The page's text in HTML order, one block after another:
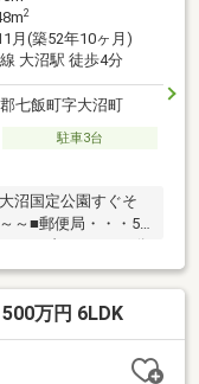
2
月(築52年10ヶ月)
大沼駅 徒歩4分
七飯町字大沼町
駐車3台
沼国定公園すぐそ
～■郵便局・・・5
イレブン・・・17分
おります ▼▼ ＜
ッとコース
情報」をご覧くだ
万円 6LDK